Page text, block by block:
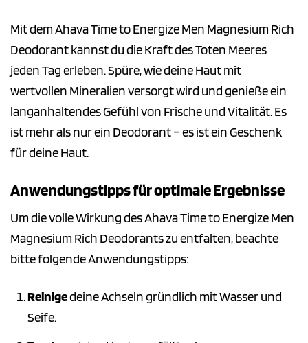
Mit dem Ahava Time to Energize Men Magnesium Rich
Deodorant kannst du die Kraft des Toten Meeres
jeden Tag erleben. Spüre, wie deine Haut mit
wertvollen Mineralien versorgt wird und genieße ein
langanhaltendes Gefühl von Frische und Vitalität. Es
ist mehr als nur ein Deodorant – es ist ein Geschenk
für deine Haut.
Anwendungstipps für optimale Ergebnisse
Um die volle Wirkung des Ahava Time to Energize Men
Magnesium Rich Deodorants zu entfalten, beachte
bitte folgende Anwendungstipps:
Reinigedeine Achseln gründlich mit Wasser und
Seife.